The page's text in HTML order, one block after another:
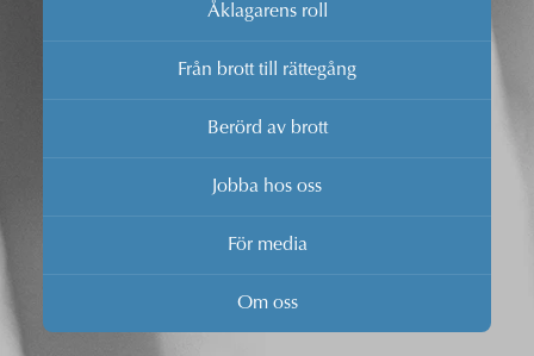
Åklagarens roll
Från brott till rättegång
Berörd av brott
Jobba hos oss
För media
Om oss